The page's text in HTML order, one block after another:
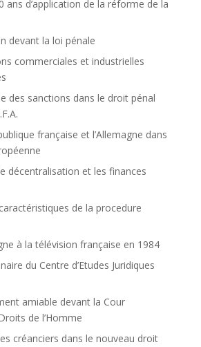
ans d’application de la réforme de la
devant la loi pénale
commerciales et industrielles
des sanctions dans le droit pénal
française et l’Allemagne dans
décentralisation et les finances
de la procedure
à la télévision française en 1984
du Centre d’Etudes Juridiques
amiable devant la Cour
de l’Homme
créanciers dans le nouveau droit